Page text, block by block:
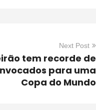
Next Post
tem recorde de
para uma
Copa do Mundo